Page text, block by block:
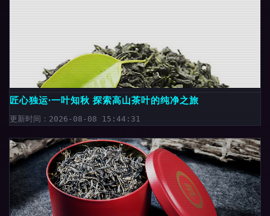
匠心独运·一叶知秋 探索高山茶叶的纯净之旅
更新时间：2026-08-08 15:44:31